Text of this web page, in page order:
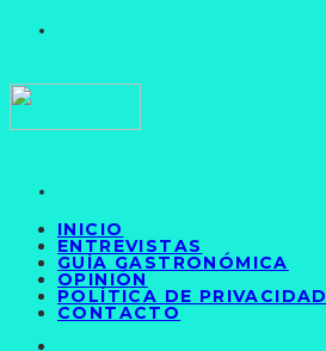
INICIO
ENTREVISTAS
GUÍA GASTRONÓMICA
OPINIÓN
POLÍTICA DE PRIVACIDAD
CONTACTO